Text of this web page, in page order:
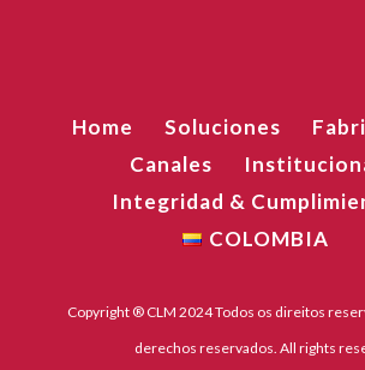
Home Soluciones
Canales
Integridad &
COLOMBIA
Copyright ® CLM 2024 Todos os direitos
derechos reservados. All rights